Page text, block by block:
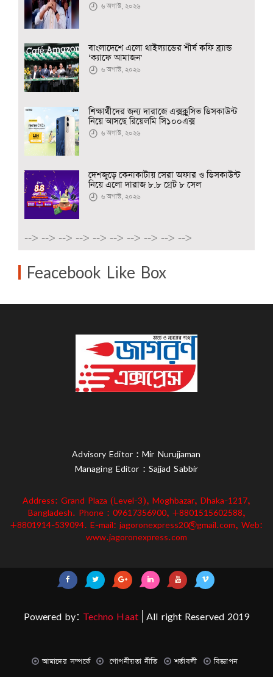
৬ অগাস্ট, ২০২৬
বাংলাদেশে এলো থাইল্যান্ডের শীর্ষ কফি ব্র্যান্ড
‘ক্যাফে আমাজন'
৬ অগাস্ট, ২০২৬
শিক্ষার্থীদের জন্য দারাজে এক্সক্লুসিভ ডিসকাউন্ট
নিয়ে আসছে রিয়েলমি সি১০০এক্স
৬ অগাস্ট, ২০২৬
দেশজুড়ে কেনাকাটায় সেরা অফার ও ডিসকাউন্ট
নিয়ে এলো দারাজ ৮.৮ গ্রেট ৮ সেল
৬ অগাস্ট, ২০২৬
--> --> --> --> --> --> --> --> --> -->
Feacebook Like Box
Advisory Editor : Mir Nurujjaman
Managing Editor : Sajjad Sabbir
Address: Grand Plaza (Level-3), Moghbazar, Dhaka-1217,
Bangladesh. Phone : 09617356900, +8801515602588,
+8801914-539094. E-mail: jagoronexpress20@gmail.com, Web:
www.jagoronexpress.com
Powered by: Techno Haat| All right Reserved 2019
আমাদের সম্পর্কে গোপনীয়তা নীতি শর্তাবলী বিজ্ঞাপন